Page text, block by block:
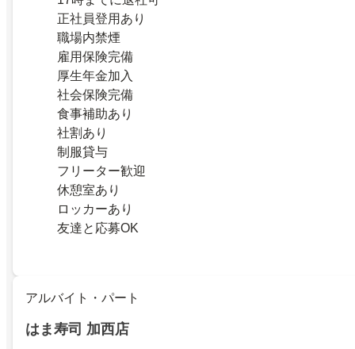
正社員登用あり
職場内禁煙
雇用保険完備
厚生年金加入
社会保険完備
食事補助あり
社割あり
制服貸与
フリーター歓迎
休憩室あり
ロッカーあり
友達と応募OK
アルバイト・パート
はま寿司 加西店